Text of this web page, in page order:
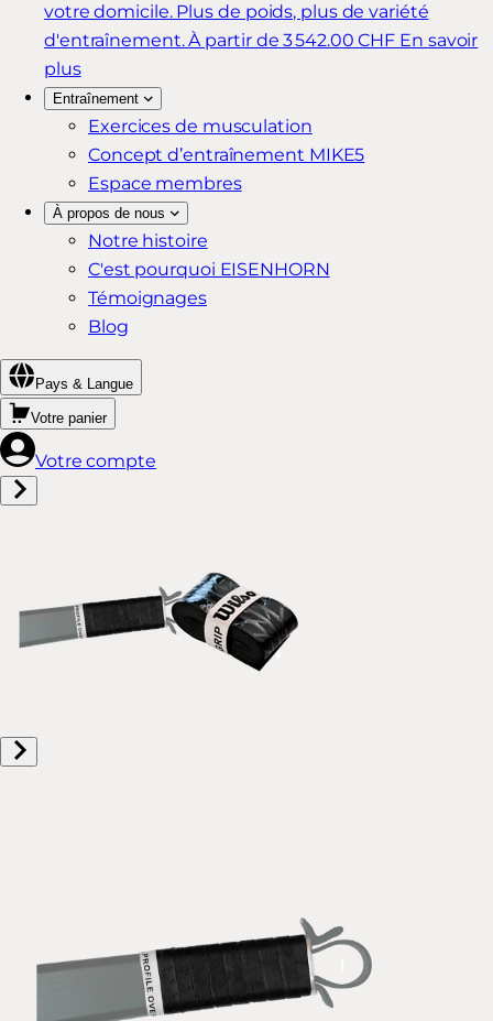
votre domicile. Plus de poids, plus de variété
d'entraînement. À partir de 3 542.00 CHF En savoir
plus
Entraînement
Exercices de musculation
Concept d’entraînement MIKE5
Espace membres
À propos de nous
Notre histoire
C'est pourquoi EISENHORN
Témoignages
Blog
Pays & Langue
Votre panier
Votre compte